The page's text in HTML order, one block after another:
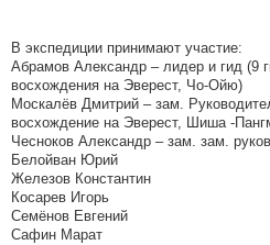
В экспедиции принимают участие:
Абрамов Александр – лидер и гид (9
восхождения на Эверест, Чо-Ойю)
Москалёв Дмитрий – зам.
восхождение на Эверест, Шиша -
Чесноков Александр – зам. зам.
Белойван Юрий
Железов Константин
Косарев Игорь
Семёнов Евгений
Сафин Марат